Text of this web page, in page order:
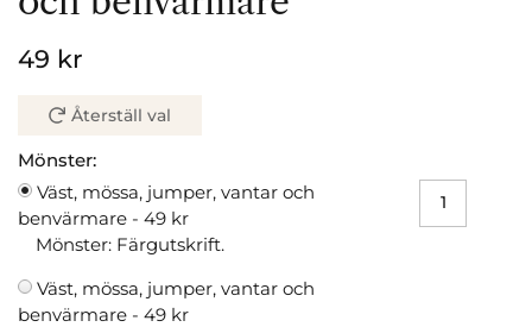
49 kr
Återställ val
Mönster:
Väst, mössa, jumper, vantar och
benvärmare - 49 kr
Mönster: Färgutskrift.
Väst, mössa, jumper, vantar och
benvärmare - 49 kr